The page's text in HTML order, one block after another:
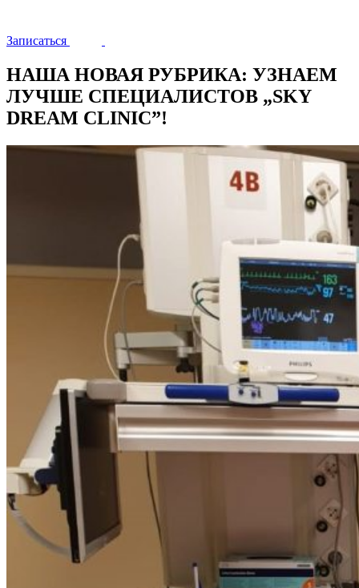
Записаться
НАША НОВАЯ РУБРИКА: УЗНАЕМ
ЛУЧШЕ СПЕЦИАЛИСТОВ „SKY
DREAM CLINIC”!